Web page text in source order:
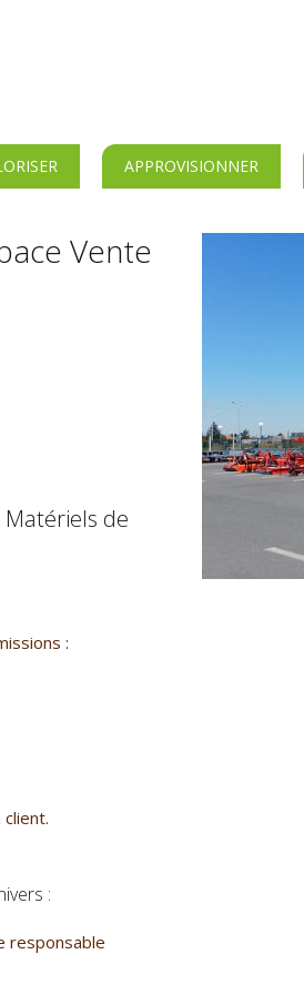
APPROVISIONNER
Vente
Matériels de
:
:
responsable